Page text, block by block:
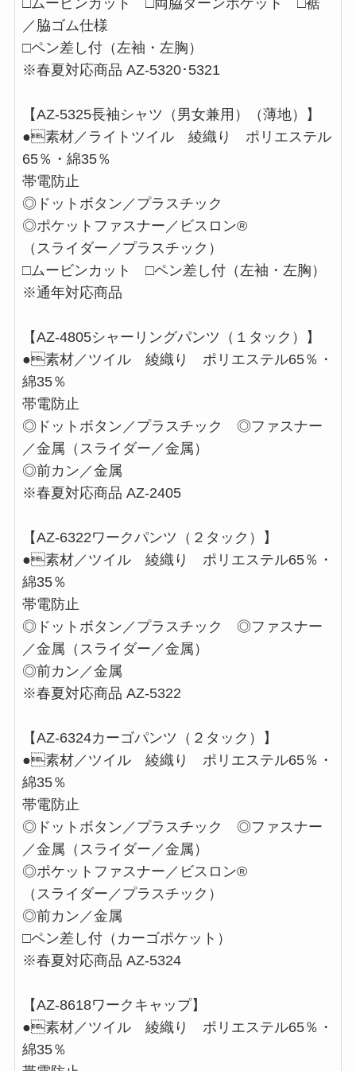
／脇ゴム仕様
□ペン差し付（左袖・左胸）
※春夏対応商品 AZ-5320･5321
【AZ-5325長袖シャツ（男女兼用）（薄地）】
●素材／ライトツイル 綾織り ポリエステル
65％・綿35％
帯電防止
◎ドットボタン／プラスチック
◎ポケットファスナー／ビスロン®
（スライダー／プラスチック）
□ムービンカット □ペン差し付（左袖・左胸）
※通年対応商品
【AZ-4805シャーリングパンツ（１タック）】
●素材／ツイル 綾織り ポリエステル65％・
綿35％
帯電防止
◎ドットボタン／プラスチック ◎ファスナー
／金属（スライダー／金属）
◎前カン／金属
※春夏対応商品 AZ-2405
【AZ-6322ワークパンツ（２タック）】
●素材／ツイル 綾織り ポリエステル65％・
綿35％
帯電防止
◎ドットボタン／プラスチック ◎ファスナー
／金属（スライダー／金属）
◎前カン／金属
※春夏対応商品 AZ-5322
【AZ-6324カーゴパンツ（２タック）】
●素材／ツイル 綾織り ポリエステル65％・
綿35％
帯電防止
◎ドットボタン／プラスチック ◎ファスナー
／金属（スライダー／金属）
◎ポケットファスナー／ビスロン®
（スライダー／プラスチック）
◎前カン／金属
□ペン差し付（カーゴポケット）
※春夏対応商品 AZ-5324
【AZ-8618ワークキャップ】
●素材／ツイル 綾織り ポリエステル65％・
綿35％